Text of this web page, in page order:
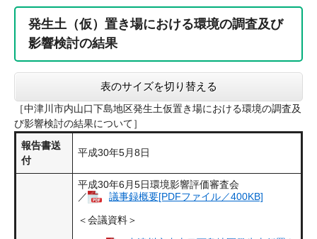
発生土（仮）置き場における環境の調査及び
影響検討の結果
表のサイズを切り替える
［中津川市内山口下島地区発生土仮置き場における環境の調査及
び影響検討の結果について］
報告書送
付
平成30年5月8日
平成30年6月5日環境影響評価審査会
／
議事録概要[PDFファイル／400KB]
＜会議資料＞